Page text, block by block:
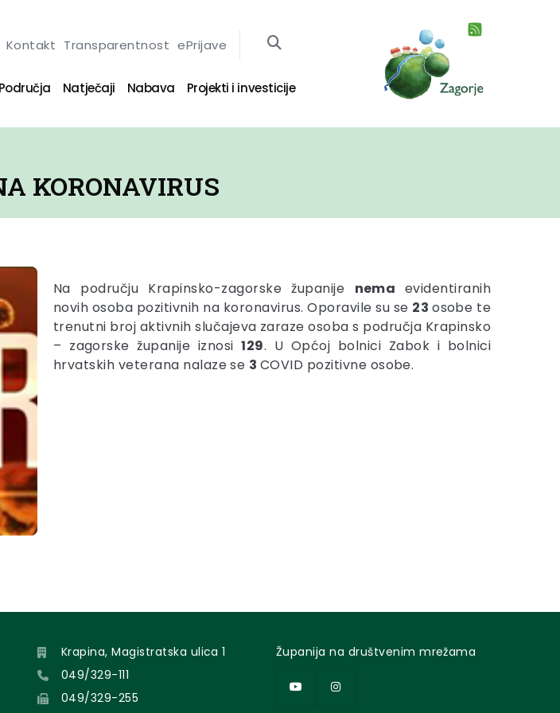
Kontakt Transparentnost ePrijave
Područja Natječaji Nabava Projekti i investicije
KORONAVIRUS
Na području Krapinsko-zagorske županije nema evidentiranih
novih osoba pozitivnih na koronavirus. Oporavile su se 23osobe te
trenutni broj aktivnih slučajeva zaraze osoba s područja Krapinsko
– zagorske županije iznosi129. U Općoj bolnici Zabok i bolnici
hrvatskih veterana nalaze se 3 COVID pozitivne osobe.
Krapina, Magistratska ulica 1
049/329-111
049/329-255
Županija na društvenim mrežama